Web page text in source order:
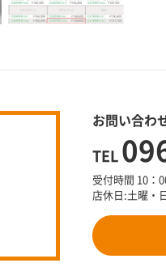
お問い合わ
TEL
受付時間 10：
店休日:土曜・